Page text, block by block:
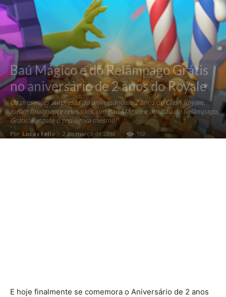
Baú Mágico e do Relâmpago Grátis
no aniversário de 2 anos do Royale
Os presentes surpresas do aniversário de 2 anos do Clash Royale,
foram finalmente revelados, um Baú Mágico e um Baú do Relâmpago
Grátis! Resgate o seu agora mesmo!
Por Lucas Felix - 2 de março de 2018 192
E hoje finalmente se comemora o Aniversário de 2 anos